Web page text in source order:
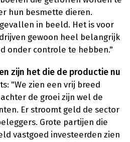
hun besmette dieren.
in beeld. Het is voor
gewoon heel belangrijk
onder controle te hebben."
zijn het die de productie nu
"We zien een vrij breed
de groei zijn wel de
Er stroomt geld de sector
Grote partijen die
vastgoed investeerden zien